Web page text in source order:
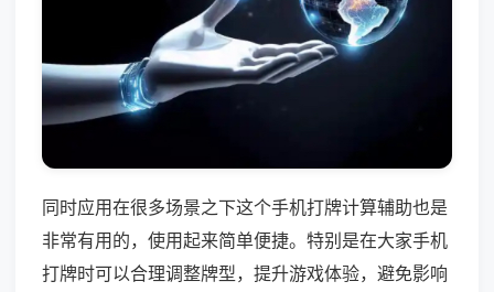
同时应用在很多场景之下这个手机打牌计算辅助也是
非常有用的，使用起来简单便捷。特别是在大家手机
打牌时可以合理调整牌型，提升游戏体验，避免影响